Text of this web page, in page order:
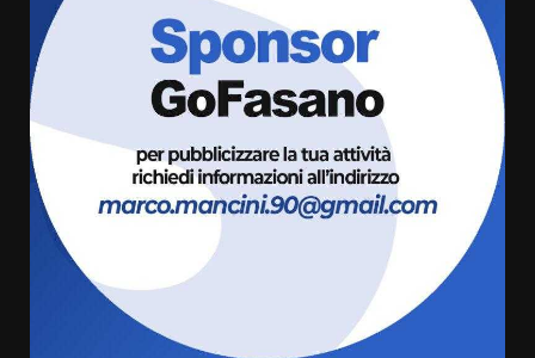
“I Contestatori: Musica di
Rivoluzione”: nuovo
appuntamento con “Fasano in
Banda”
7 Agosto 2026 06:05
US Fasano, Scianaro: “Profonda
amarezza per esclusione dal
campionato di calcio”
7 Agosto 2026 06:00
Grande successo per la “Sagra